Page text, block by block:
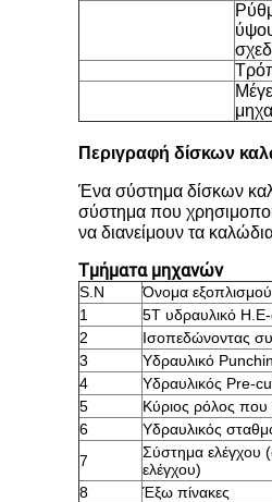
Περιγραφή δίσκων
Ένα σύστημα δίσκων
σύστημα που
να διανείμουν τα
Τμήματα μηχανών
S.N Όνομα εξοπλισμού
1
5T υδραυλικό
2
Ισοπεδώνοντας
3
Υδραυλικό
4
Υδραυλικός Pre-
5
Κύριος ρόλος που
6
Υδραυλικός
7
Σύστημα ελέγχου
ελέγχου)
8
Έξω πίνακες